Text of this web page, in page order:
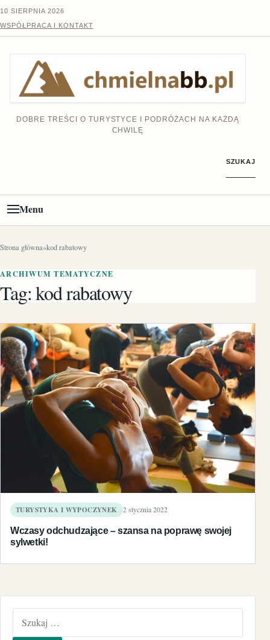
Przejdź do treści
10 SIERPNIA 2026
WSPÓŁPRACA I KONTAKT
DOBRE TREŚCI O TURYSTYCE I PODRÓŻACH NA KAŻDĄ
CHWILĘ
SZUKAJ
Menu
Strona główna»kod rabatowy
ARCHIWUM TEMATYCZNE
Tag:kod rabatowy
TURYSTYKA I WYPOCZYNEK 2 stycznia 2022
Wczasy odchudzające – szansa na poprawę swojej
sylwetki!